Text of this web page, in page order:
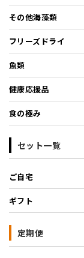
その他海藻類
フリーズドライ
魚類
健康応援品
食の極み
セット一覧
ご自宅
ギフト
定期便